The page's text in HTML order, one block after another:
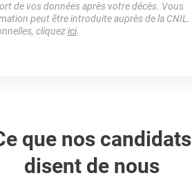
de vos données après votre décès. Vous
peut être introduite auprès de la CNIL.
cliquezici.
que nos candidats
disent de nous